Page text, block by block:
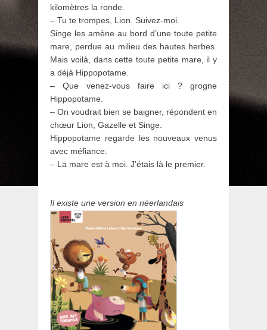
kilomètres la ronde.
– Tu te trompes, Lion. Suivez-moi.
Singe les amène au bord d’une toute petite
mare, perdue au milieu des hautes herbes.
Mais voilà, dans cette toute petite mare, il y
a déjà Hippopotame.
– Que venez-vous faire ici ? grogne
Hippopotame.
– On voudrait bien se baigner, répondent en
chœur Lion, Gazelle et Singe.
Hippopotame regarde les nouveaux venus
avec méfiance.
– La mare est à moi. J’étais là le premier.
Il existe une version en néerlandais